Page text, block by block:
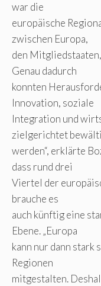
war die
europäische
zwischen Europa,
den
Genau dadurch
konnten
Innovation, soziale
Integration und
zielgerichtet
werden“, erklärte
dass rund drei
Viertel der
brauche es
auch künftig eine
Ebene. „Europa
kann nur dann stark
Regionen
mitgestalten.